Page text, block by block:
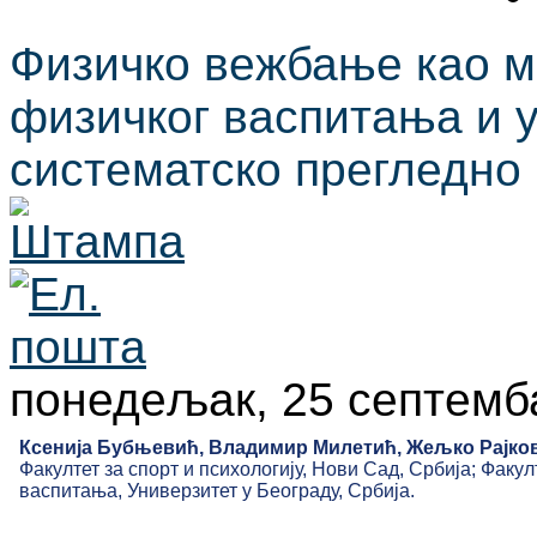
Физичко вежбање као
физичког васпитања и
систематско
понедељак, 25
Ксенија Бубњевић, Владимир Милетић, Жељко
Факултет за спорт и психологију, Нови Сад, Србија;
васпитања, Универзитет у Београду, Србија.